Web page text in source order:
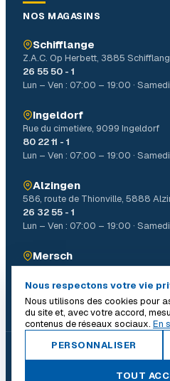
NOS MAGASINS
Schifflange
Z.A.C. Op Herbett, 3885
26 55 50 - 1
Lun – Ven : 07:00 – 19:00 ·
Ingeldorf
Rue du cimetière, 9099 Ingeldorf
80 22 11 - 1
Lun – Ven : 07:00 – 19:00 ·
Alzingen
586, route de Thionville, 5888
26 32 55 - 1
Lun – Ven : 07:00 – 19:00 ·
Mersch
4, Allée John W. Léonard
26 32 31 - 1
Lun – Ven : 07:00 – 19:00 ·
© 2026 Batiself. Tous droits réservés.
Mentions légales
Nous respectons votre vie
Nous utilisons des cookies pour
du site et, avec votre accord,
contenus de réseaux sociaux. En
PERSONNALISER
TOUT